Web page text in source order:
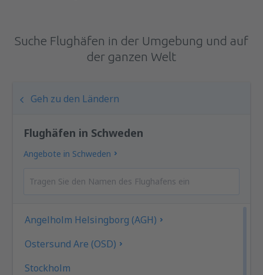
Suche Flughäfen in der Umgebung und auf
der ganzen Welt
Geh zu den Ländern
Flughäfen in Schweden
Angebote in Schweden
Angelholm Helsingborg (AGH)
Ostersund Are (OSD)
Stockholm